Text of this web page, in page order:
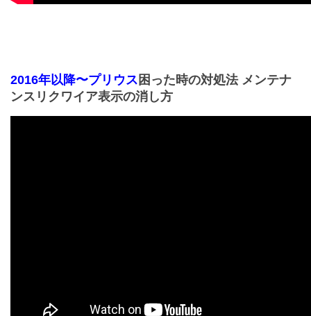
2016年以降〜プリウス 困った時の対処法 メンテナ
ンスリクワイア表示の消し方